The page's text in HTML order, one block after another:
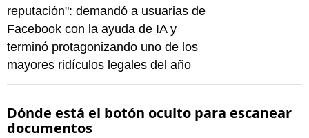
reputación": demandó a usuarias de
Facebook con la ayuda de IA y
terminó protagonizando uno de los
mayores ridículos legales del año
Dónde está el botón oculto para escanear
documentos